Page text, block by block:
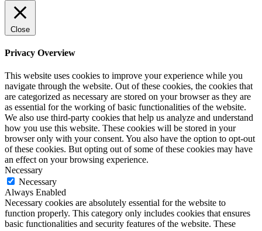
Close
Privacy Overview
This website uses cookies to improve your experience while you
navigate through the website. Out of these cookies, the cookies that
are categorized as necessary are stored on your browser as they are
as essential for the working of basic functionalities of the website.
We also use third-party cookies that help us analyze and understand
how you use this website. These cookies will be stored in your
browser only with your consent. You also have the option to opt-out
of these cookies. But opting out of some of these cookies may have
an effect on your browsing experience.
Necessary
Necessary
Always Enabled
Necessary cookies are absolutely essential for the website to
function properly. This category only includes cookies that ensures
basic functionalities and security features of the website. These